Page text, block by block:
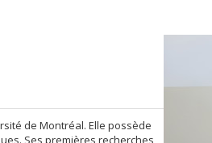
de Montréal. Elle possède
Ses premières recherches